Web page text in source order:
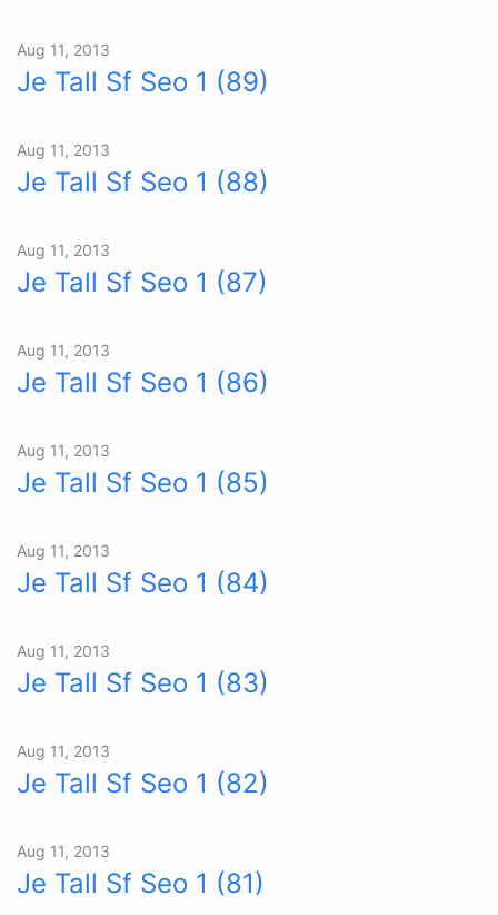
Aug 11, 2013
Je Tall Sf Seo 1 (89)
Aug 11, 2013
Je Tall Sf Seo 1 (88)
Aug 11, 2013
Je Tall Sf Seo 1 (87)
Aug 11, 2013
Je Tall Sf Seo 1 (86)
Aug 11, 2013
Je Tall Sf Seo 1 (85)
Aug 11, 2013
Je Tall Sf Seo 1 (84)
Aug 11, 2013
Je Tall Sf Seo 1 (83)
Aug 11, 2013
Je Tall Sf Seo 1 (82)
Aug 11, 2013
Je Tall Sf Seo 1 (81)